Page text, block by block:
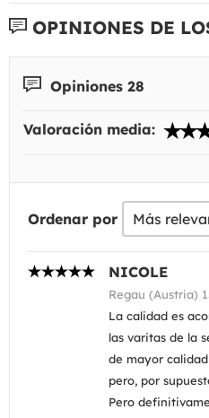
OPINIONES DE
Opiniones 28
Valoración media:
Ordenar por
NICOLE
Regau (Austria)
La calidad es
las varitas de la
de mayor
pero, por
Pero